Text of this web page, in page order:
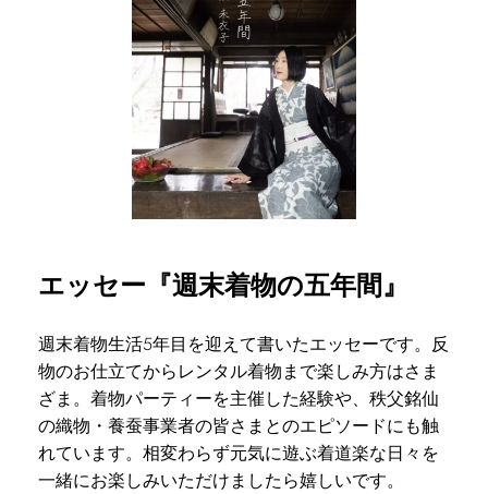
エッセー『週末着物の五年間』
週末着物生活5年目を迎えて書いたエッセーです。反
物のお仕立てからレンタル着物まで楽しみ方はさま
ざま。着物パーティーを主催した経験や、秩父銘仙
の織物・養蚕事業者の皆さまとのエピソードにも触
れています。相変わらず元気に遊ぶ着道楽な日々を
一緒にお楽しみいただけましたら嬉しいです。